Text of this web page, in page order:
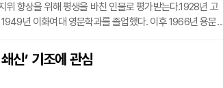
향상을 위해 평생을 바친 인물로 평가받는다.1928년 고
년 이화여대 영문학과를 졸업했다. 이후 1966년 용문
전반에서 왕성하게 활동했다. 특히 여성의 사회적 지위 향
년에는 김활란여성지도자상을 수상하기도 했다.고인은 청
신’ 기조에 관심